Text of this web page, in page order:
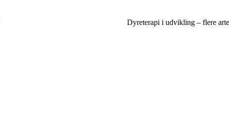
Dyreterapi i udvikling – flere